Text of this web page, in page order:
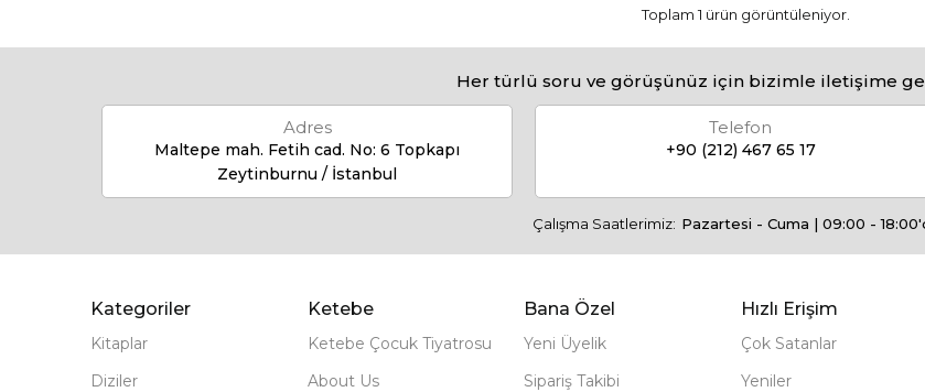
Toplam 1 ürün görüntüleniyor.
Her türlü soru ve görüşünüz için bizimle iletişime
Adres
Maltepe mah. Fetih cad. No: 6 Topkapı
Zeytinburnu / İstanbul
Telefon
+90 (212) 467 65 17
Çalışma Saatlerimiz: Pazartesi - Cuma | 09:00 -
Kategoriler
Kitaplar
Diziler
Ketebe
Ketebe Çocuk Tiyatrosu
About Us
Bana Özel
Yeni Üyelik
Sipariş Takibi
Hızlı Erişim
Çok Satanlar
Yeniler